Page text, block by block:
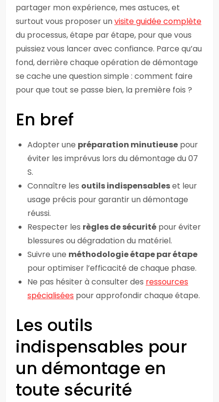
partager mon expérience, mes astuces, et
surtout vous proposer unvisite guidée complète
du processus, étape par étape, pour que vous
puissiez vous lancer avec confiance. Parce qu’au
fond, derrière chaque opération de démontage
se cache une question simple : comment faire
pour que tout se passe bien, la première fois ?
En bref
Adopter une préparation minutieuse pour
éviter les imprévus lors du démontage du 07
S.
Connaître les outils indispensableset leur
usage précis pour garantir un démontage
réussi.
Respecter les règles de sécurité pour éviter
blessures ou dégradation du matériel.
Suivre une méthodologie étape par étape
pour optimiser l’efficacité de chaque phase.
Ne pas hésiter à consulter des ressources
spécialisées pour approfondir chaque étape.
Les outils
indispensables pour
un démontage en
toute sécurité